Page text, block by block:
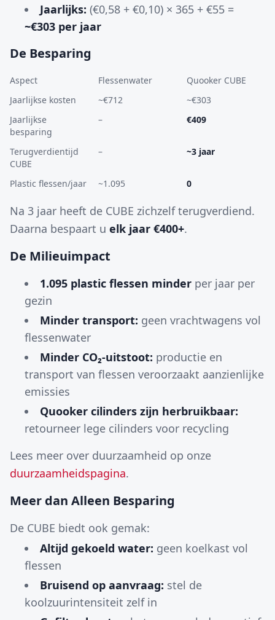
Jaarlijks: (€0,58 + €0,10) × 365 + €55 =
~€303 per jaar
De Besparing
Aspect Flessenwater
Quooker CUBE
Jaarlijkse kosten
~€712
~€303
Jaarlijkse
besparing
– €409
Terugverdientijd
CUBE
– ~3 jaar
Plastic flessen/jaar ~1.095 0
Na 3 jaar heeft de CUBE zichzelf terugverdiend.
Daarna bespaart u elk jaar €400+.
De Milieuimpact
1.095 plastic flessen minder per jaar per
gezin
Minder transport: geen vrachtwagens vol
flessenwater
Minder CO₂-uitstoot: productie en
transport van flessen veroorzaakt aanzienlijke
emissies
Quooker cilinders zijn herbruikbaar:
retourneer lege cilinders voor recycling
Lees meer over duurzaamheid op onze
duurzaamheidspagina.
Meer dan Alleen Besparing
De CUBE biedt ook gemak:
Altijd gekoeld water: geen koelkast vol
flessen
Bruisend op aanvraag: stel de
koolzuurintensiteit zelf in